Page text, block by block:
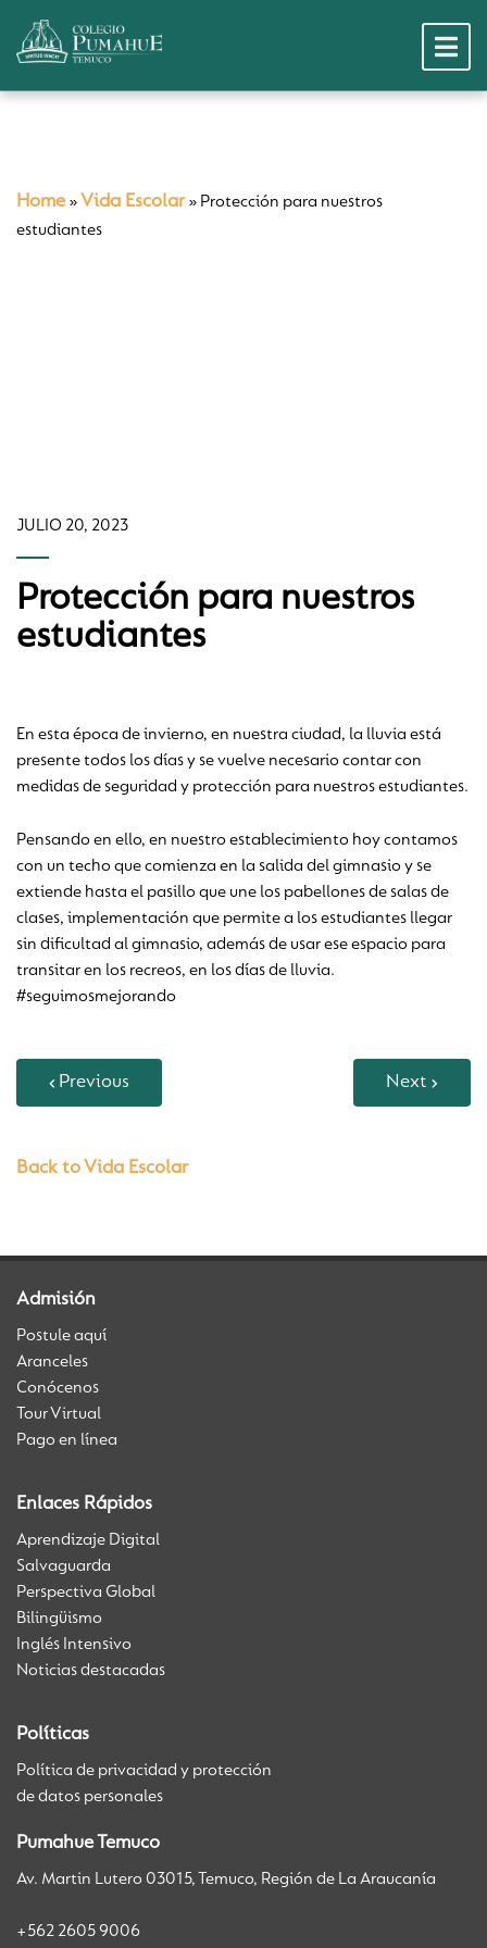
Home » Vida Escolar» Protección para nuestros
estudiantes
JULIO 20, 2023
Protección para nuestros
estudiantes
En esta época de invierno, en nuestra ciudad, la lluvia está
presente todos los días y se vuelve necesario contar con
medidas de seguridad y protección para nuestros estudiantes.
Pensando en ello, en nuestro establecimiento hoy contamos
con un techo que comienza en la salida del gimnasio y se
extiende hasta el pasillo que une los pabellones de salas de
clases, implementación que permite a los estudiantes llegar
sin dificultad al gimnasio, además de usar ese espacio para
transitar en los recreos, en los días de lluvia.
#seguimosmejorando
Previous Next
Back to Vida Escolar
Admisión
Postule aquí
Aranceles
Conócenos
Tour Virtual
Pago en línea
Enlaces Rápidos
Aprendizaje Digital
Salvaguarda
Perspectiva Global
Bilingüismo
Inglés Intensivo
Noticias destacadas
Políticas
Política de privacidad y protección
de datos personales
Pumahue Temuco
Av. Martin Lutero 03015, Temuco, Región de La Araucanía
+562 2605 9006